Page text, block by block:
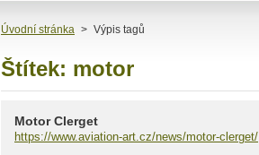
Úvodní stránka > Výpis tagů
Štítek: motor
Motor Clerget
https://www.aviation-art.cz/news/motor-clerget/